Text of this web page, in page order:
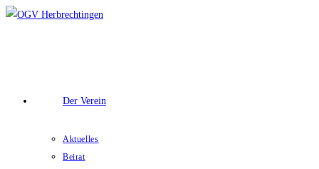
Zum
Der Verein
Aktuelles
Beirat